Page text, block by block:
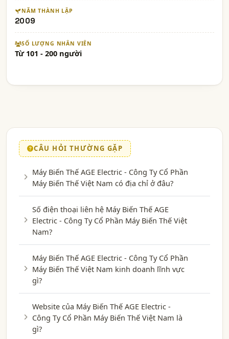
NĂM THÀNH LẬP
2009
SỐ LƯỢNG NHÂN VIÊN
Từ 101 - 200 người
CÂU HỎI THƯỜNG GẶP
Máy Biến Thế AGE Electric - Công Ty Cổ Phần
Máy Biến Thế Việt Nam có địa chỉ ở đâu?
Số điện thoại liên hệ Máy Biến Thế AGE
Electric - Công Ty Cổ Phần Máy Biến Thế Việt
Nam?
Máy Biến Thế AGE Electric - Công Ty Cổ Phần
Máy Biến Thế Việt Nam kinh doanh lĩnh vực
gì?
Website của Máy Biến Thế AGE Electric -
Công Ty Cổ Phần Máy Biến Thế Việt Nam là
gì?